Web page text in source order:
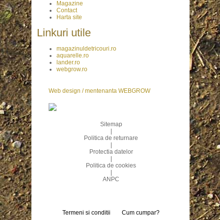
Magazine
Contact
Harta site
Linkuri utile
magazinuldetricouri.ro
aquarelle.ro
lander.ro
webgrow.ro
Web design / mentenanta WEBGROW
Sitemap
Politica de returnare
Protectia datelor
Politica de cookies
ANPC
Termeni si conditii Cum cumpar?